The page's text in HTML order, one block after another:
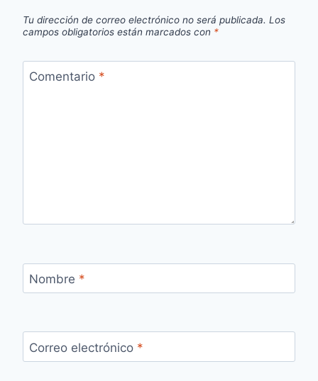
Tu dirección de correo electrónico no será publicada. Los
campos obligatorios están marcados con *
Comentario *
Nombre *
Correo electrónico *